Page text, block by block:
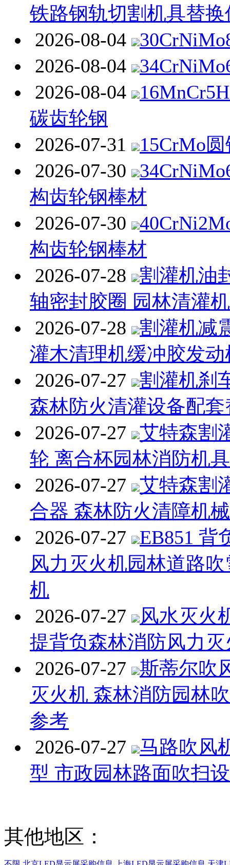
铁路钢轨切割机具替换
2026-08-04
2026-08-04
2026-08-04
碳齿轮钢
2026-07-31
15CrMo
2026-07-30
构齿轮钢棒材
2026-07-30
构齿轮钢棒材
2026-07-28
割灌机油
轴密封胶圈 园林清灌
2026-07-28
割灌机减
灌木清理机缓冲胶发
2026-07-27
割灌机刹
森林防火清灌设备配
2026-07-27
艾特森割
轮 离合杯园林消防机
2026-07-27
艾特森割
合器 森林防火清障机
2026-07-27
EB851 背
风力灭火机园林道路
机
2026-07-27
风水灭火
提背负森林消防风力
2026-07-27
斯蒂尔吹
灭火机 森林消防园林
参考
2026-07-27
马路吹风
型 市政园林路面吹扫
其他地区：